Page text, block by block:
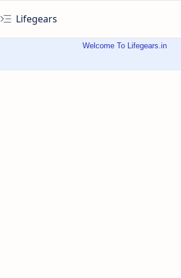
Lifegears
Welcome To Lifegears.in